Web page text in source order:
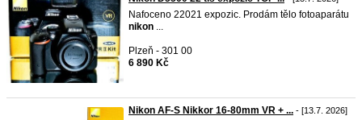
Nafoceno 22021 expozic. Prodám tělo fotoaparátu
nikon ...
Plzeň - 301 00
6 890 Kč
Nikon AF-S Nikkor 16-80mm VR + ... - [13.7. 2026]